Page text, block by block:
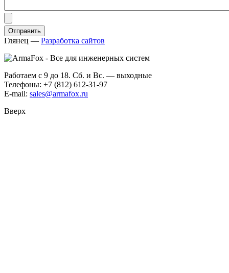
Глянец — Разработка сайтов
Работаем с 9 до 18. Сб. и Вс. — выходные
Телефоны: +7 (812) 612-31-97
E-mail: sales@armafox.ru
Вверх